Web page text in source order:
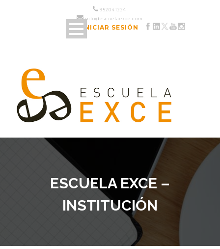
952 04 12 24
info@escuelaexce.com
INICIAR SESIÓN
ESCUELA EXCE –
INSTITUCIÓN